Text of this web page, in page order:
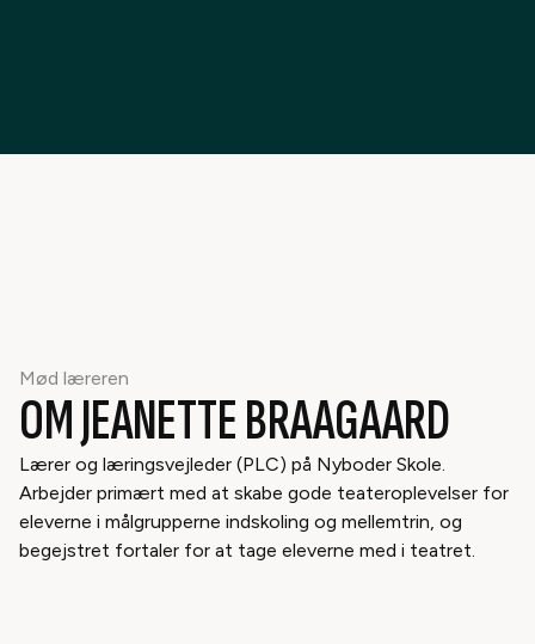
Mød læreren
OM JEANETTE BRAAGAARD
Lærer og læringsvejleder (PLC) på Nyboder Skole.
Arbejder primært med at skabe gode teateroplevelser for
eleverne i målgrupperne indskoling og mellemtrin, og
begejstret fortaler for at tage eleverne med i teatret.